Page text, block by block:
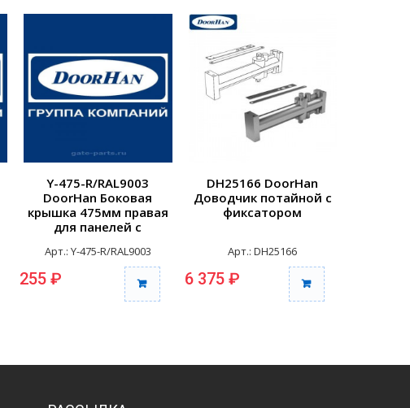
Y-475-R/RAL9003
DoorHan Боковая
крышка 475мм правая
для панелей с
крепления RAL9003
Арт.: Y-475-R/RAL9003
255 ₽
DH25166 DoorHan
Доводчик потайной с
фиксатором
Арт.: DH25166
6 375 ₽